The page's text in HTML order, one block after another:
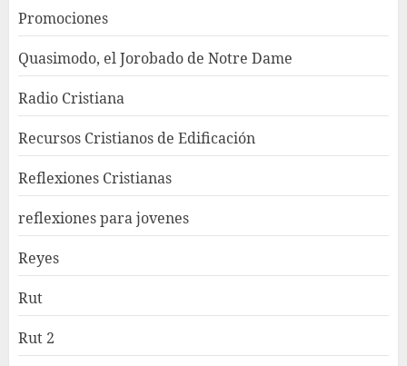
Promociones
Quasimodo, el Jorobado de Notre Dame
Radio Cristiana
Recursos Cristianos de Edificación
Reflexiones Cristianas
reflexiones para jovenes
Reyes
Rut
Rut 2